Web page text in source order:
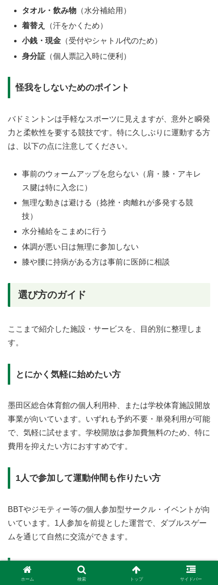
タオル・飲み物 （水分補給用）
着替え
（汗をかくため）
小銭・現金 （受付やシャトル代のため）
身分証 （個人票記入時に便利）
怪我をしないためのポイント
バドミントンは手軽なスポーツに見えますが、意外と瞬発
力と柔軟性を要する競技です。特に久しぶりに運動する方
は、以下の点に注意してください。
事前のウォームアップを怠らない（肩・膝・アキレ
ス腱は特に入念に）
無理な動きは避ける（捻挫・肉離れが多発する競
技）
水分補給をこまめに行う
体調が悪い日は無理に参加しない
膝や腰に持病がある方は事前に医師に相談
選び方のガイド
ここまで紹介した施設・サービスを、目的別に整理しま
す。
とにかく気軽に始めたい方
墨田区総合体育館の個人利用枠、または学校体育施設開放
事業が向いています。いずれも予約不要・単発利用が可能
で、気軽に試せます。学校開放は参加費無料のため、特に
費用を抑えたい方におすすめです。
1人で参加して運動仲間も作りたい方
BBTやジモティー等の個人参加型サークル・イベントが向
いています。1人参加を前提とした運営で、ダブルスゲー
ムを通じて自然に交流ができます。
技術を向上させたい方
ホーム 検索 トップ サイドバー